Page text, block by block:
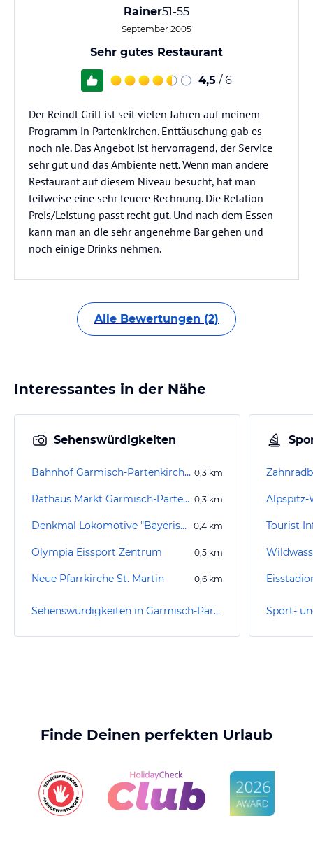
Rainer51-55
September 2005
Sehr gutes Restaurant
4,5 / 6
Der Reindl Grill ist seit vielen Jahren auf meinem
Programm in Partenkirchen. Enttäuschung gab es
noch nie. Das Angebot ist hervorragend, der Service
sehr gut und das Ambiente nett. Wenn man andere
Restaurant auf diesem Niveau besucht, hat man
teilweise eine sehr teuere Rechnung. Die Relation
Preis/Leistung passt recht gut. Und nach dem Essen
kann man an die sehr angenehme Bar gehen und
noch einige Drinks nehmen.
Alle Bewertungen (2)
Interessantes in der Nähe
Sehenswürdigkeiten
Bahnhof Garmisch-Partenkirchen 0,3 km
Rathaus Markt Garmisch-Partenkirchen 0,3 km
Denkmal Lokomotive "Bayerische Zugspitzbahn AG" 0,4 km
Olympia Eissport Zentrum 0,5 km
Neue Pfarrkirche St. Martin 0,6 km
Sehenswürdigkeiten in Garmisch-Partenkirchen
Alpspitz-
Finde Deinen perfekten Urlaub